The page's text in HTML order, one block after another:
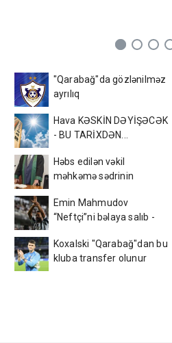
"Qarabağ"da gözlənilməz
ayrılıq
Hava KƏSKİN DƏYİŞƏCƏK
- BU TARİXDƏN...
Həbs edilən vəkil
məhkəmə sədrinin
Emin Mahmudov
“Neftçi”ni bəlaya salıb -
Koxalski "Qarabağ"dan bu
kluba transfer olunur